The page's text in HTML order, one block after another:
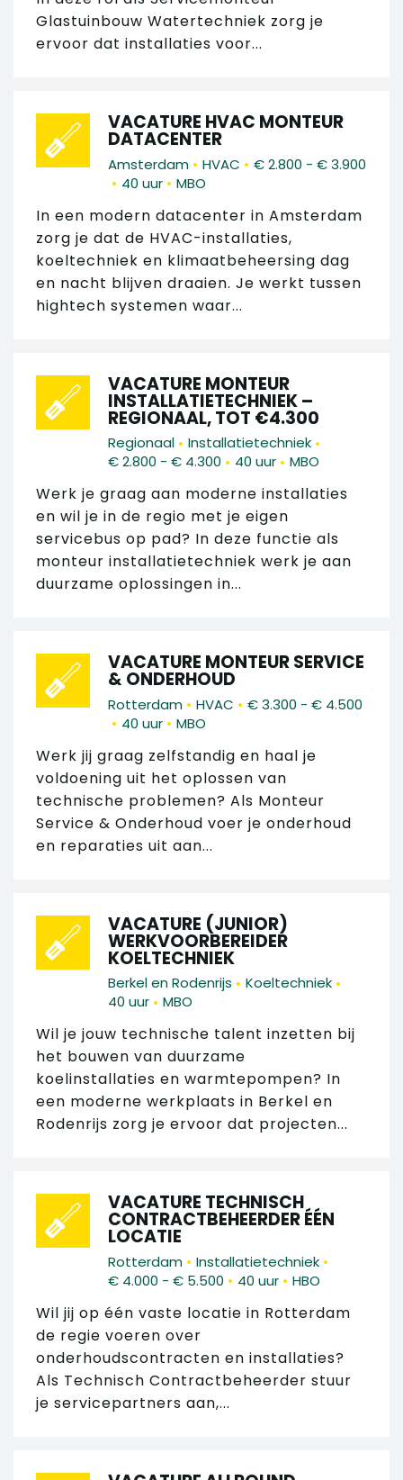
Glastuinbouw Watertechniek zorg je
ervoor dat installaties voor...
VACATURE HVAC MONTEUR
DATACENTER
Amsterdam • HVAC • € 2.800 - € 3.900
• 40 uur • MBO
In een modern datacenter in Amsterdam
zorg je dat de HVAC-installaties,
koeltechniek en klimaatbeheersing dag
en nacht blijven draaien. Je werkt tussen
hightech systemen waar...
VACATURE MONTEUR
INSTALLATIETECHNIEK –
REGIONAAL, TOT €4.300
Regionaal • Installatietechniek •
€ 2.800 - € 4.300 • 40 uur • MBO
Werk je graag aan moderne installaties
en wil je in de regio met je eigen
servicebus op pad? In deze functie als
monteur installatietechniek werk je aan
duurzame oplossingen in...
VACATURE MONTEUR SERVICE
& ONDERHOUD
Rotterdam • HVAC • € 3.300 - € 4.500
• 40 uur • MBO
Werk jij graag zelfstandig en haal je
voldoening uit het oplossen van
technische problemen? Als Monteur
Service & Onderhoud voer je onderhoud
en reparaties uit aan...
VACATURE (JUNIOR)
WERKVOORBEREIDER
KOELTECHNIEK
Berkel en Rodenrijs • Koeltechniek •
40 uur • MBO
Wil je jouw technische talent inzetten bij
het bouwen van duurzame
koelinstallaties en warmtepompen? In
een moderne werkplaats in Berkel en
Rodenrijs zorg je ervoor dat projecten...
VACATURE TECHNISCH
CONTRACTBEHEERDER ÉÉN
LOCATIE
Rotterdam • Installatietechniek •
€ 4.000 - € 5.500 • 40 uur • HBO
Wil jij op één vaste locatie in Rotterdam
de regie voeren over
onderhoudscontracten en installaties?
Als Technisch Contractbeheerder stuur
je servicepartners aan,...